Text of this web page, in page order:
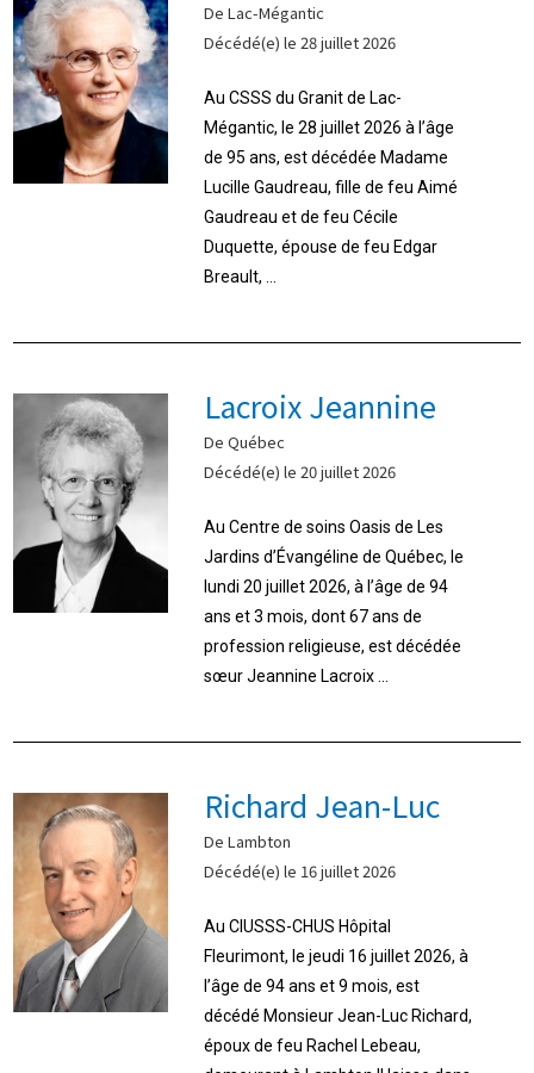
De Lac-Mégantic
Décédé(e) le 28 juillet 2026
Au CSSS du Granit de Lac-
Mégantic, le 28 juillet 2026 à l’âge
de 95 ans, est décédée Madame
Lucille Gaudreau, fille de feu Aimé
Gaudreau et de feu Cécile
Duquette, épouse de feu Edgar
Breault, ...
Lacroix Jeannine
De Québec
Décédé(e) le 20 juillet 2026
Au Centre de soins Oasis de Les
Jardins d’Évangéline de Québec, le
lundi 20 juillet 2026, à l’âge de 94
ans et 3 mois, dont 67 ans de
profession religieuse, est décédée
sœur Jeannine Lacroix ...
Richard Jean-Luc
De Lambton
Décédé(e) le 16 juillet 2026
Au CIUSSS-CHUS Hôpital
Fleurimont, le jeudi 16 juillet 2026, à
l’âge de 94 ans et 9 mois, est
décédé Monsieur Jean-Luc Richard,
époux de feu Rachel Lebeau,